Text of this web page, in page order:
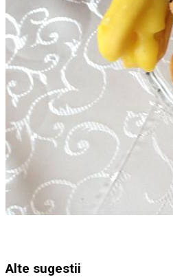
Alte sugestii